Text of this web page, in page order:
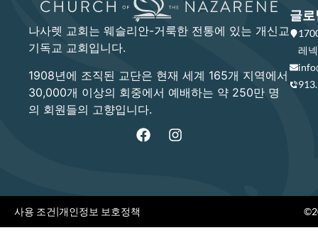
나사렛 교회는 웨슬리안-거룩한 전통에 있는 개신교
기독교 교회입니다.
1908년에 조직된 교단은 현재 세계 165개 지역에서
30,000개 이상의 회중에서 예배하는 약 250만 명
의 회원들의 고향입니다.
글로
레
사용 조건|개인정보 보호정책